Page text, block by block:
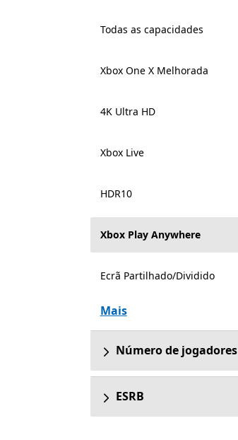
Todas as capacidades
Xbox One X Melhorada
4K Ultra HD
Xbox Live
HDR10
Xbox Play Anywhere
Ecrã Partilhado/Dividido
Mais
Número de jogadores
ESRB